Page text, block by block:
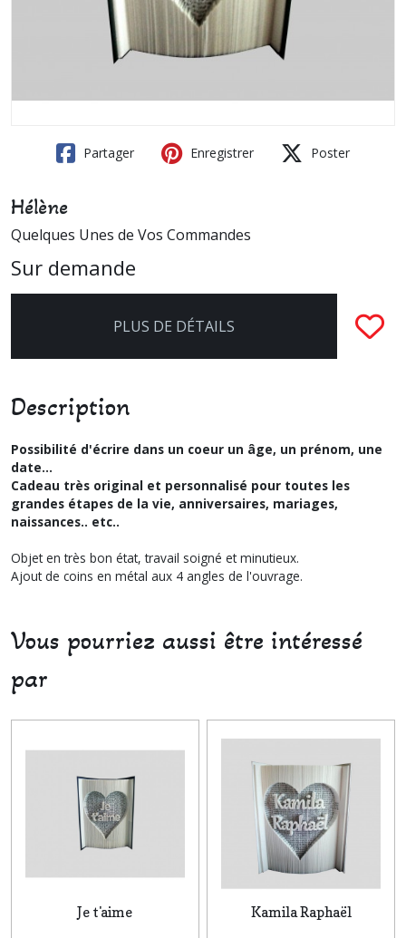
Partager Enregistrer Poster
Hélène
Quelques Unes de Vos Commandes
Sur demande
PLUS DE DÉTAILS
Description
Possibilité d'écrire dans un coeur un âge, un prénom, une
date...
Cadeau très original et personnalisé pour toutes les
grandes étapes de la vie, anniversaires, mariages,
naissances.. etc..
Objet en très bon état, travail soigné et minutieux.
Ajout de coins en métal aux 4 angles de l'ouvrage.
Vous pourriez aussi être intéressé
par
Je t'aime Kamila Raphaël